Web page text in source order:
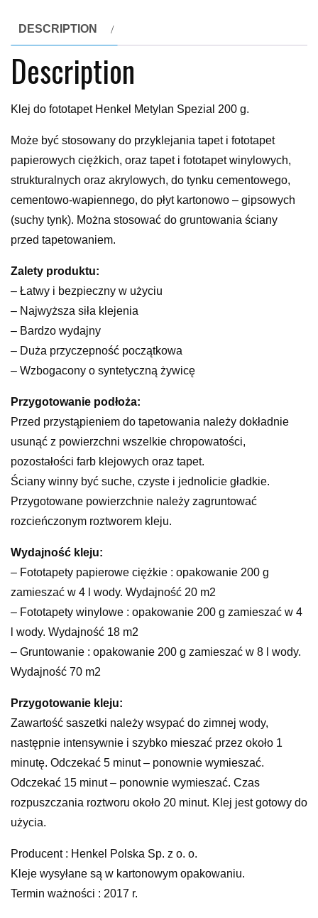
DESCRIPTION
Description
Klej do fototapet Henkel Metylan Spezial 200 g.
Może być stosowany do przyklejania tapet i fototapet
papierowych ciężkich, oraz tapet i fototapet winylowych,
strukturalnych oraz akrylowych, do tynku cementowego,
cementowo-wapiennego, do płyt kartonowo – gipsowych
(suchy tynk). Można stosować do gruntowania ściany
przed tapetowaniem.
Zalety produktu:
– Łatwy i bezpieczny w użyciu
– Najwyższa siła klejenia
– Bardzo wydajny
– Duża przyczepność początkowa
– Wzbogacony o syntetyczną żywicę
Przygotowanie podłoża:
Przed przystąpieniem do tapetowania należy dokładnie
usunąć z powierzchni wszelkie chropowatości,
pozostałości farb klejowych oraz tapet.
Ściany winny być suche, czyste i jednolicie gładkie.
Przygotowane powierzchnie należy zagruntować
rozcieńczonym roztworem kleju.
Wydajność kleju:
– Fototapety papierowe ciężkie : opakowanie 200 g
zamieszać w 4 l wody. Wydajność 20 m2
– Fototapety winylowe : opakowanie 200 g zamieszać w 4
l wody. Wydajność 18 m2
– Gruntowanie : opakowanie 200 g zamieszać w 8 l wody.
Wydajność 70 m2
Przygotowanie kleju:
Zawartość saszetki należy wsypać do zimnej wody,
następnie intensywnie i szybko mieszać przez około 1
minutę. Odczekać 5 minut – ponownie wymieszać.
Odczekać 15 minut – ponownie wymieszać. Czas
rozpuszczania roztworu około 20 minut. Klej jest gotowy do
użycia.
Producent : Henkel Polska Sp. z o. o.
Kleje wysyłane są w kartonowym opakowaniu.
Termin ważności : 2017 r.